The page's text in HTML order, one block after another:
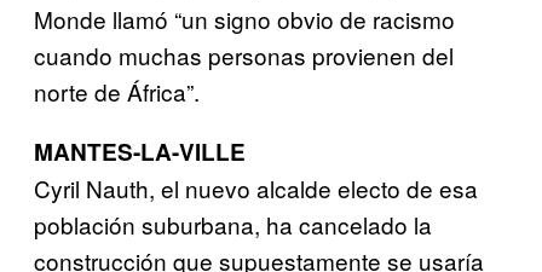
Monde llamó “un signo obvio de racismo
cuando muchas personas provienen del
norte de África”.
MANTES-LA-VILLE
Cyril Nauth, el nuevo alcalde electo de esa
población suburbana, ha cancelado la
construcción que supuestamente se usaría